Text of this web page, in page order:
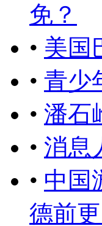
免？
• 美国
• 青少
• 潘石
• 消息
• 中国
德前